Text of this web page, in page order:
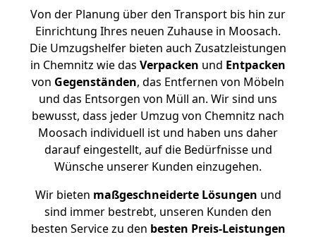
Von der Planung über den Transport bis hin zur
Einrichtung Ihres neuen Zuhause in Moosach.
Die Umzugshelfer bieten auch Zusatzleistungen
in Chemnitz wie das Verpacken und Entpacken
von Gegenständen, das Entfernen von Möbeln
und das Entsorgen von Müll an. Wir sind uns
bewusst, dass jeder Umzug von Chemnitz nach
Moosach individuell ist und haben uns daher
darauf eingestellt, auf die Bedürfnisse und
Wünsche unserer Kunden einzugehen.
Wir bieten maßgeschneiderte Lösungen und
sind immer bestrebt, unseren Kunden den
besten Service zu den besten Preis-Leistungen